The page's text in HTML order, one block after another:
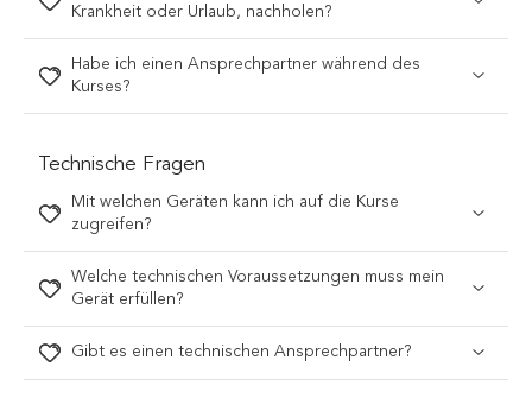
Krankheit oder Urlaub, nachholen?
Habe ich einen Ansprechpartner während des
Kurses?
Technische Fragen
Mit welchen Geräten kann ich auf die Kurse
zugreifen?
Welche technischen Voraussetzungen muss mein
Gerät erfüllen?
Gibt es einen technischen Ansprechpartner?